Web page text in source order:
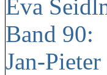
Eva
Band 90:
Jan-